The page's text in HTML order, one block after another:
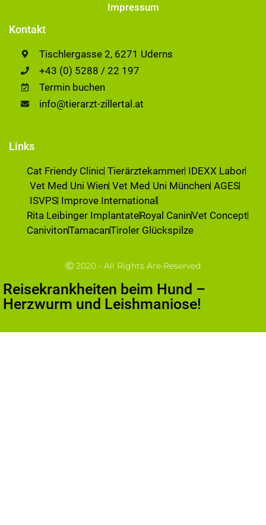
Impressum
Kontakt
Tischlergasse 2, 6271 Uderns
+43 (0) 5288 / 22 197
Termin buchen
info@tierarzt-zillertal.at
Links
Cat Friendy Clinic Tierärztekammer IDEXX Labor
Vet Med Uni Wien Vet Med Uni München AGES
ISVPS Improve International
Rita Leibinger ImplantateRoyal CaninVet Concept
CanivitonTamacanTiroler Glückspilze
Ⓒ 2020 - All Rights Are Reserved
Reisekrankheiten beim Hund –
Herzwurm und Leishmaniose!